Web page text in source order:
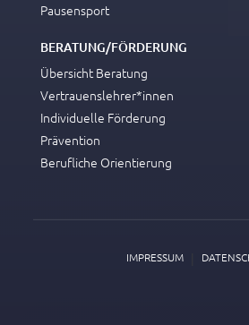
Pausensport
BERATUNG/FÖRDERUNG
Übersicht Beratung
Vertrauenslehrer*innen
Individuelle Förderung
Prävention
Berufliche Orientierung
IMPRESSUM